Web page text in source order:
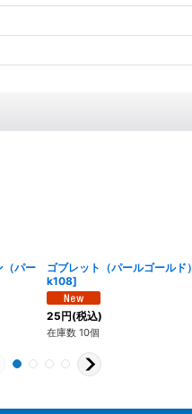
（パー
ゴブレット（パールゴールド）
k108]
25円(税込)
在庫数 10個